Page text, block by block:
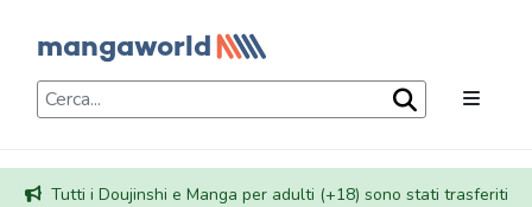
Tutti i Doujinshi e Manga per adulti (+18) sono stati trasferiti